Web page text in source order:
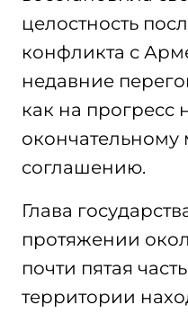
целостность
конфликта с
недавние
как на прогресс
соглашению.
Глава
протяжении
почти пятая
территории